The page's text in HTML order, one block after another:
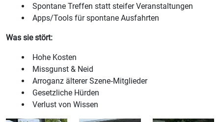
Spontane Treffen statt steifer Veranstaltungen
Apps/Tools für spontane Ausfahrten
Was sie stört:
Hohe Kosten
Missgunst & Neid
Arroganz älterer Szene‑Mitglieder
Gesetzliche Hürden
Verlust von Wissen